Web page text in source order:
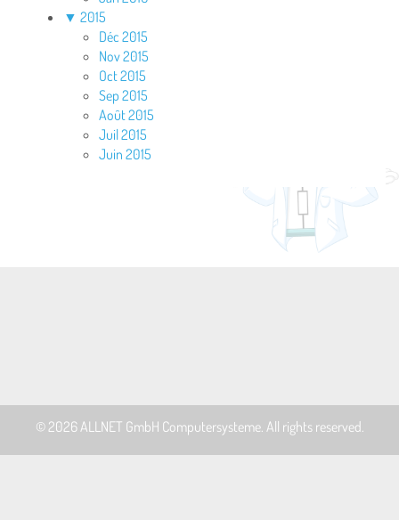
▼ 2015
Déc 2015
Nov 2015
Oct 2015
Sep 2015
Août 2015
Juil 2015
Juin 2015
© 2026ALLNET GmbH Computersysteme. All rights reserved.